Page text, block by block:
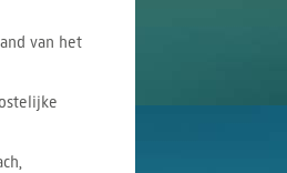
van het